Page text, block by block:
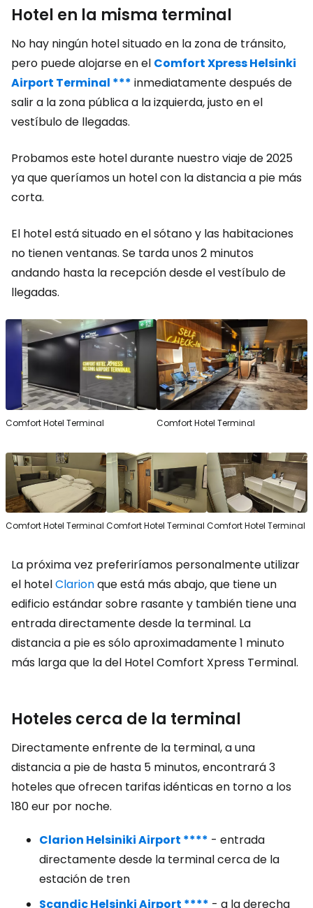
Hotel en la misma terminal
No hay ningún hotel situado en la zona de tránsito,
pero puede alojarse en el Comfort Xpress Helsinki
Airport Terminal *** inmediatamente después de
salir a la zona pública a la izquierda, justo en el
vestíbulo de llegadas.
Probamos este hotel durante nuestro viaje de 2025
ya que queríamos un hotel con la distancia a pie más
corta.
El hotel está situado en el sótano y las habitaciones
no tienen ventanas. Se tarda unos 2 minutos
andando hasta la recepción desde el vestíbulo de
llegadas.
Comfort Hotel Terminal Comfort Hotel Terminal
Comfort Hotel Terminal Comfort Hotel Terminal Comfort Hotel Terminal
La próxima vez preferiríamos personalmente utilizar
el hotelClarionque está más abajo, que tiene un
edificio estándar sobre rasante y también tiene una
entrada directamente desde la terminal. La
distancia a pie es sólo aproximadamente 1 minuto
más larga que la del Hotel Comfort Xpress Terminal.
Hoteles cerca de la terminal
Directamente enfrente de la terminal, a una
distancia a pie de hasta 5 minutos, encontrará 3
hoteles que ofrecen tarifas idénticas en torno a los
180 eur por noche.
Clarion Helsiniki Airport **** - entrada
directamente desde la terminal cerca de la
estación de tren
Scandic Helsinki Airport **** - a la derecha